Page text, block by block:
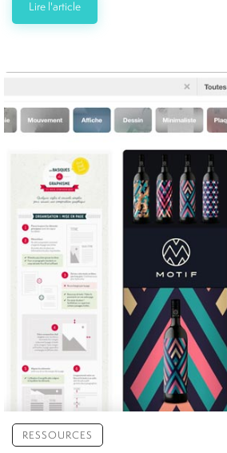
Lire l'article
RESSOURCES